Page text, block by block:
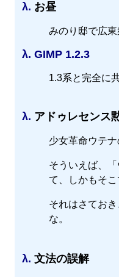
λ. お昼
みのり邸で広東
λ. GIMP 1.2.3
1.3系と完全に
λ. アドゥレセンス
少女革命ウテナ
そういえば、
て、しかもそ
それはさてお
な。
λ. 文法の誤解